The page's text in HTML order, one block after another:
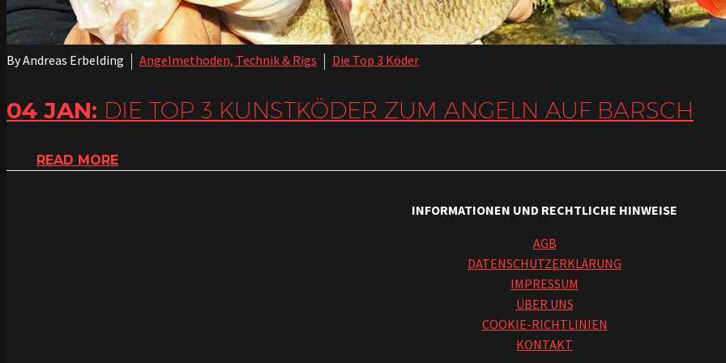
By Andreas Erbelding Angelmethoden, Technik & Rigs Die Top 3 Köder
04 JAN: DIE TOP 3 KUNSTKÖDER ZUM ANGELN AUF BARSCH
READ MORE
INFORMATIONEN UND RECHTLICHE HINWEISE
AGB
DATENSCHUTZERKLÄRUNG
IMPRESSUM
ÜBER UNS
COOKIE-RICHTLINIEN
KONTAKT